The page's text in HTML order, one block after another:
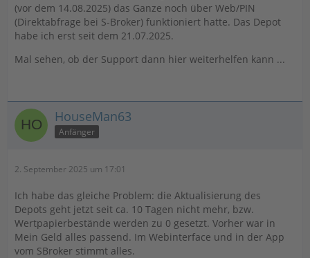
(vor dem 14.08.2025) das Ganze noch über Web/PIN
(Direktabfrage bei S-Broker) funktioniert hatte. Das Depot
habe ich erst seit dem 21.07.2025.
Mal sehen, ob der Support dann hier weiterhelfen kann ...
HouseMan63
Anfänger
2. September 2025 um 17:01
Ich habe das gleiche Problem: die Aktualisierung des
Depots geht jetzt seit ca. 10 Tagen nicht mehr, bzw.
Wertpapierbestände werden zu 0 gesetzt. Vorher war in
Mein Geld alles passend. Im Webinterface und in der App
vom SBroker stimmt alles.